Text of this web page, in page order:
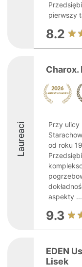
pierwszy
8.2
Laureaci
Charox.
Przy ulicy
od roku
aspekty ...
9.3
EDEN
Lisek